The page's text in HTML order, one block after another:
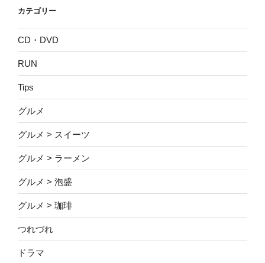
カテゴリー
CD・DVD
RUN
Tips
グルメ
グルメ > スイーツ
グルメ > ラーメン
グルメ > 泡盛
グルメ > 珈琲
つれづれ
ドラマ